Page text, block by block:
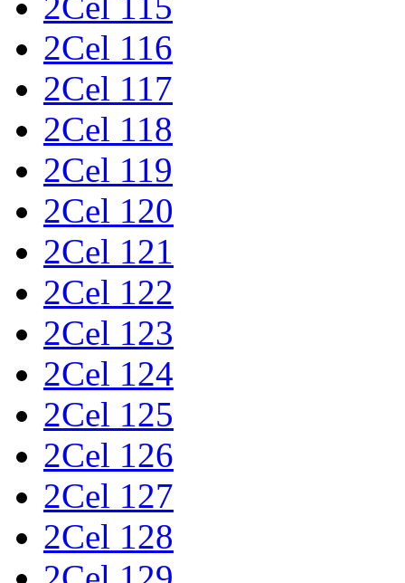
2Cel 116
2Cel 117
2Cel 118
2Cel 119
2Cel 120
2Cel 121
2Cel 122
2Cel 123
2Cel 124
2Cel 125
2Cel 126
2Cel 127
2Cel 128